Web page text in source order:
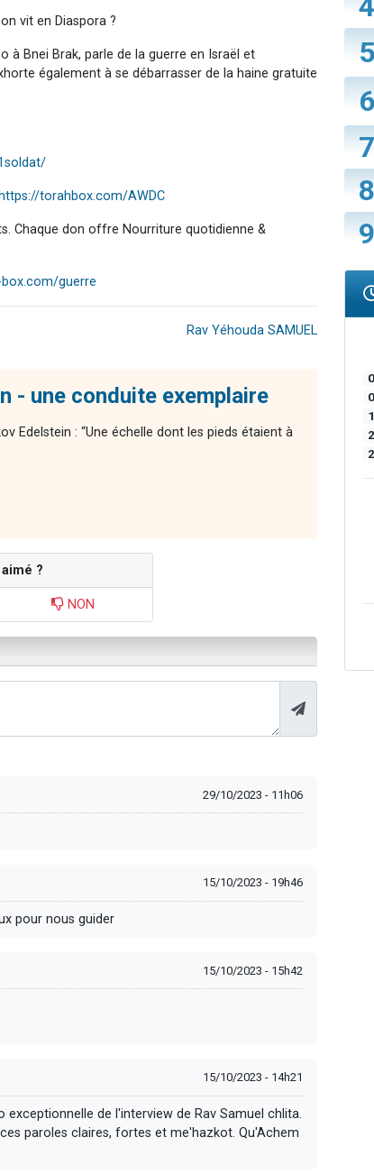
vit en Diaspora ?
à Bnei Brak, parle de la guerre en Israël et
également à se débarrasser de la haine gratuite
https://torahbox.com/AWDC
Chaque don offre Nourriture quotidienne &
guerre
Rav Yéhouda SAMUEL
- une conduite exemplaire
Edelstein : “Une échelle dont les pieds étaient à
?
NON
29/10/2023 - 11h06
15/10/2023 - 19h46
pour nous guider
15/10/2023 - 15h42
15/10/2023 - 14h21
de l'interview de Rav Samuel chlita.
paroles claires, fortes et me'hazkot. Qu'Achem
5
6
7
8
9